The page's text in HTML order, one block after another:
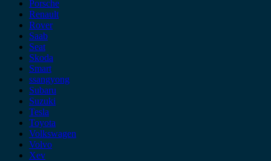
Porsche
Renault
Rover
Saab
Seat
Skoda
Smart
ssangyong
Subaru
Suzuki
Tesla
Toyota
Volkswagen
Volvo
Xev